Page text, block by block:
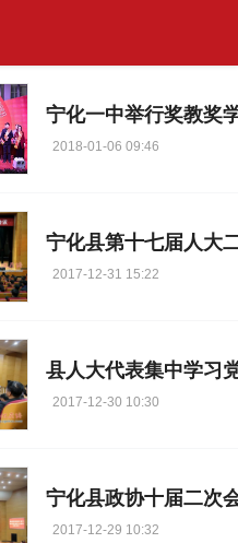
宁化一中举行奖教奖
2018-01-06 09:46
宁化县第十七届人大
2017-12-31 15:22
县人大代表集中学习
2017-12-30 10:30
宁化县政协十届二次
2017-12-29 10:32